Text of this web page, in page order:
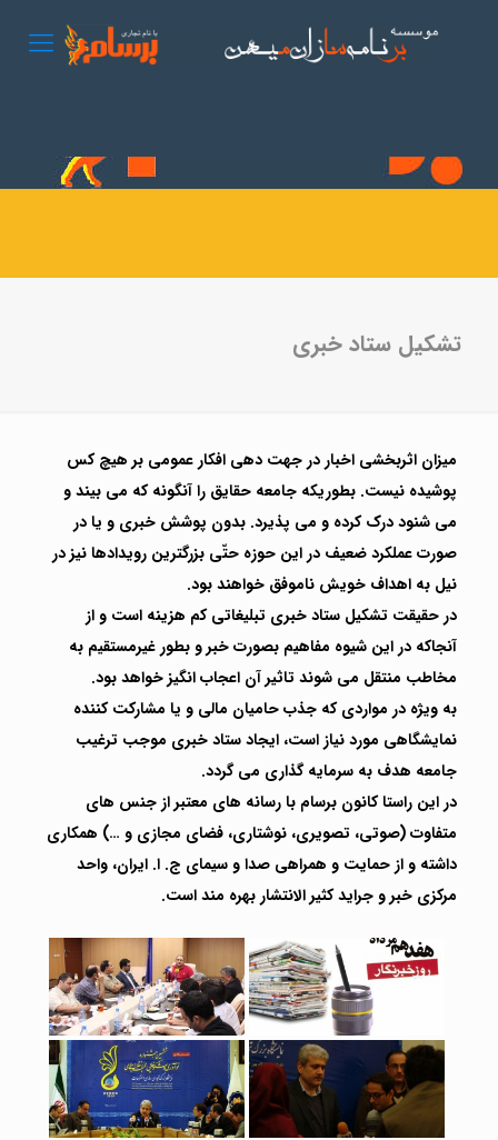
تشکیل ستاد خبری
میزان اثربخشی اخبار در جهت دهی افکار عمومی بر هیچ کس
پوشیده نیست. بطوریکه جامعه حقایق را آنگونه که می بیند و
می شنود درک کرده و می پذیرد. بدون پوشش خبری و یا در
صورت عملکرد ضعیف در این حوزه حتّی بزرگترین رویدادها نیز در
نیل به اهداف خویش ناموفق خواهند بود.
در حقیقت تشکیل ستاد خبری تبلیغاتی کم هزینه است و از
آنجاکه در این شیوه مفاهیم بصورت خبر و بطور غیرمستقیم به
مخاطب منتقل می شوند تاثیر آن اعجاب انگیز خواهد بود.
به ویژه در مواردی که جذب حامیان مالی و یا مشارکت کننده
نمایشگاهی مورد نیاز است، ایجاد ستاد خبری موجب ترغیب
جامعه هدف به سرمایه گذاری می گردد.
در این راستا کانون برسام با رسانه های معتبر از جنس های
متفاوت (صوتی، تصویری، نوشتاری، فضای مجازی و …) همکاری
داشته و از حمایت و همراهی صدا و سیمای ج. ا. ایران، واحد
مرکزی خبر و جراید کثیر الانتشار بهره مند است.